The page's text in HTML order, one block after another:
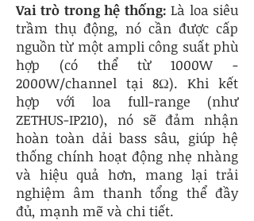
Vai trò trong hệ thống: Là loa siêu
trầm thụ động, nó cần được cấp
nguồn từ một ampli công suất phù
hợp (có thể từ 1000W -
2000W/channel tại 8Ω). Khi kết
hợp với loa full-range (như
ZETHUS-IP210), nó sẽ đảm nhận
hoàn toàn dải bass sâu, giúp hệ
thống chính hoạt động nhẹ nhàng
và hiệu quả hơn, mang lại trải
nghiệm âm thanh tổng thể đầy
đủ, mạnh mẽ và chi tiết.